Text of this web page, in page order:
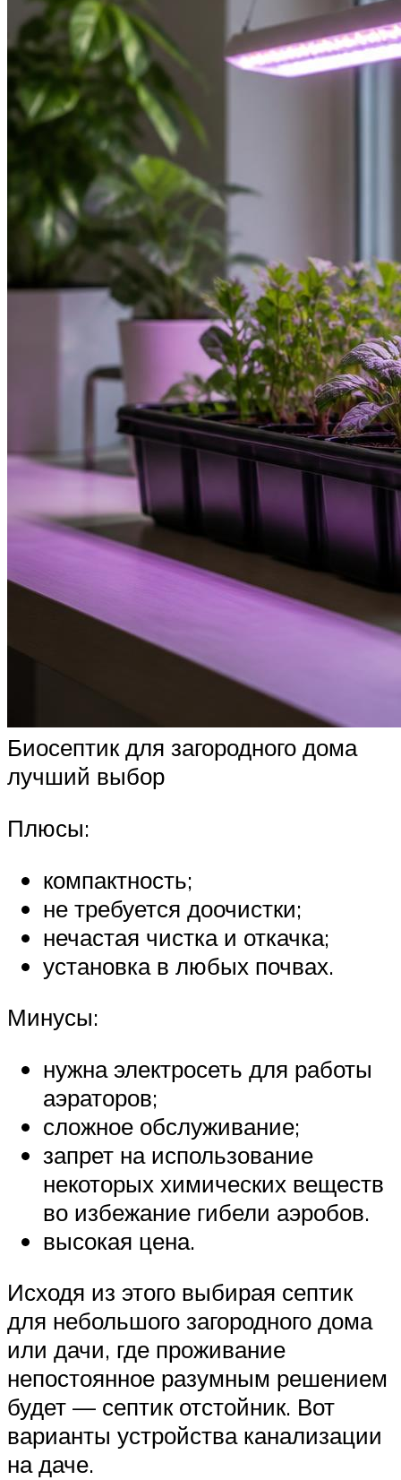
Биосептик для загородного дома
лучший выбор
Плюсы:
компактность;
не требуется доочистки;
нечастая чистка и откачка;
установка в любых почвах.
Минусы:
нужна электросеть для работы
аэраторов;
сложное обслуживание;
запрет на использование
некоторых химических веществ
во избежание гибели аэробов.
высокая цена.
Исходя из этого выбирая септик
для небольшого загородного дома
или дачи, где проживание
непостоянное разумным решением
будет — септик отстойник. Вот
варианты устройства канализации
на даче.